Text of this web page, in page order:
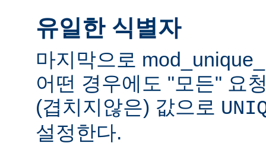
유일한 식별자
마지막으로
어떤 경우에도 "모든" 요
(겹치지않은) 값으로
설정한다.